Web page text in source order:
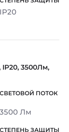
IP20
IP20, 3500Лм,
3500 Лм